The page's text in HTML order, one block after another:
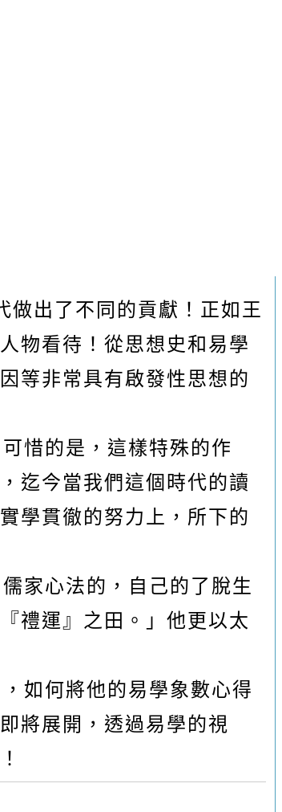
出了不同的貢獻！正如王
物看待！從思想史和易學
等非常具有啟發性思想的
惜的是，這樣特殊的作
迄今當我們這個時代的讀
學貫徹的努力上，所下的
家心法的，自己的了脫生
禮運』之田。」他更以太
如何將他的易學象數心得
將展開，透過易學的視